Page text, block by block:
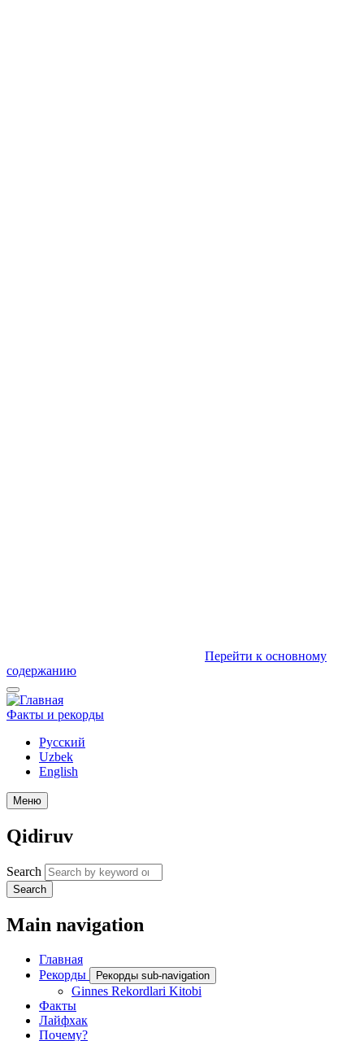
Перейти к основному
содержанию
Факты и рекорды
Русский
Uzbek
English
Меню
Qidiruv
Search
Search
Main navigation
Главная
Рекорды
Рекорды sub-navigation
Ginnes Rekordlari Kitobi
Факты
Лайфхак
Почему?